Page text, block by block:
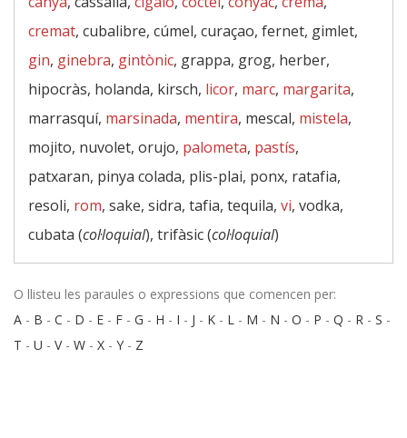
cremat, cubalibre, cúmel, curaçao, fernet, gimlet,
gin, ginebra, gintònic, grappa, grog, herber,
hipocràs, holanda, kirsch, licor, marc, margarita,
marrasquí, marsinada, mentira, mescal, mistela,
mojito, nuvolet, orujo, palometa, pastís,
patxaran, pinya colada, plis-plai, ponx, ratafia,
resoli, rom, sake, sidra, tafia, tequila, vi, vodka,
cubata (col·loquial), trifàsic (col·loquial)
O llisteu les paraules o expressions que comencen per:
A - B - C - D - E - F - G - H - I - J - K - L - M - N - O - P - Q - R - S -
T - U - V- W - X - Y - Z